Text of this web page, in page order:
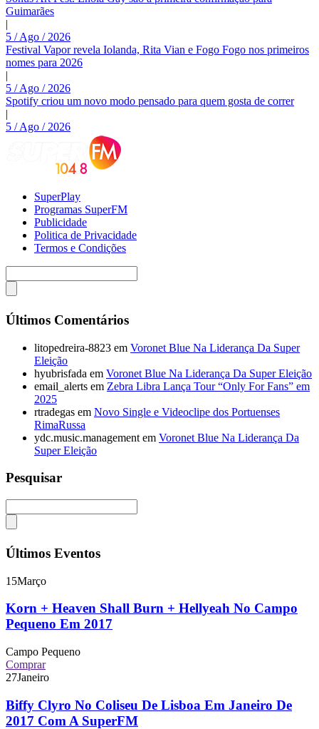
Guimarães
|
5 / Ago / 2026
Festival Vapor revela Iolanda, Rita Vian e Fogo Fogo nos primeiros
nomes para 2026
|
5 / Ago / 2026
Spotify criou um novo modo pensado para quem gosta de correr
|
5 / Ago / 2026
SuperPlay
Programas SuperFM
Publicidade
Politica de Privacidade
Termos e Condições
Últimos Comentários
litopedreira-8823 em Voronet Blue Na Liderança Da Super
Eleição
hyubrisfada em Voronet Blue Na Liderança Da Super Eleição
email_alerts em Zebra Libra Lança Tour “Only For Fans” em
2025
rtradegas em Novo Single e Videoclipe dos Portuenses
RimaRussa
ydc.music.management em Voronet Blue Na Liderança Da
Super Eleição
Pesquisar
Últimos Eventos
15Março
Korn + Heaven Shall Burn + Hellyeah No Campo
Pequeno Em 2017
Campo Pequeno
Comprar
27Janeiro
Biffy Clyro No Coliseu De Lisboa Em Janeiro De
2017 Com A SuperFM